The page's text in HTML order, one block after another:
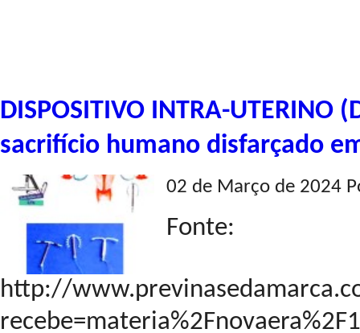
DISPOSITIVO INTRA-UTERINO
sacrifício humano disfarçado
02 de Março de 2024
Fonte:
http://